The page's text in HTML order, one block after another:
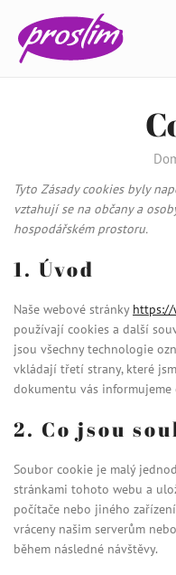
Tyto Zásady cookies byly
vztahují se na občany a
hospodářském prostoru.
1. Úvod
Naše webové stránky https://
používají cookies a další
jsou všechny technologie
vkládají třetí strany, které
dokumentu vás informujeme
2. Co jsou
Soubor cookie je malý
stránkami tohoto webu a
počítače nebo jiného
vráceny našim serverům
během následné návštěvy.